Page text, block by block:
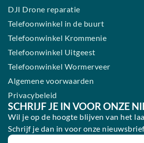
DJI Drone reparatie
Telefoonwinkel in de buurt
Telefoonwinkel Krommenie
Telefoonwinkel Uitgeest
Telefoonwinkel Wormerveer
Algemene voorwaarden
Privacybeleid
SCHRIJF JE IN VOOR ONZE
Wil je op de hoogte blijven van het
Schrijf je dan in voor onze